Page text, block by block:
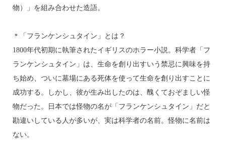
物）」を組み合わせた造語。
＊「フランケンシュタイン」とは？
1800年代初期に執筆されたイギリスのホラー小説。科学者「フ
ランケンシュタイン」は、生命を創り出すいう禁忌に興味を持
ち始め、ついに墓場にある死体を使って生命を創り出すことに
成功する。しかし、彼が生み出したのは、醜くておぞましい怪
物だった。日本では怪物の名が「フランケンシュタイン」だと
勘違いしている人が多いが、実は科学者の名前。怪物に名前は
ない。